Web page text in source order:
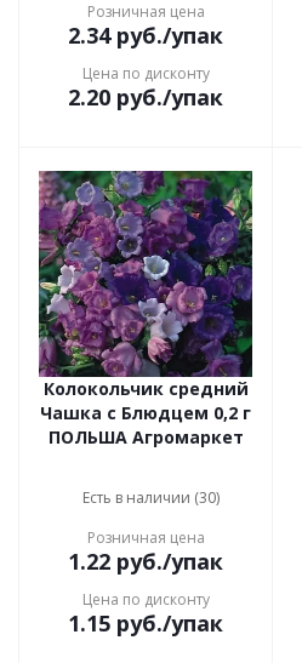
Розничная цена
2.34руб./упак
Цена по дисконту
2.20 руб./упак
Колокольчик средний
Чашка с Блюдцем 0,2 г
ПОЛЬША Агромаркет
Есть в наличии (30)
Розничная цена
1.22 руб./упак
Цена по дисконту
1.15 руб./упак